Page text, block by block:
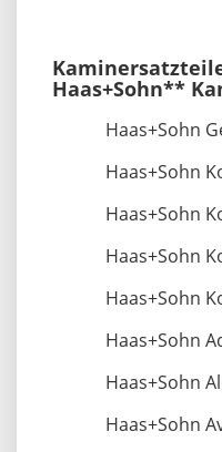
Haas+Sohn**
Haas+Sohn
Haas+Sohn
Haas+Sohn
Haas+Sohn
Haas+Sohn
Haas+Sohn
Haas+Sohn
Haas+Sohn